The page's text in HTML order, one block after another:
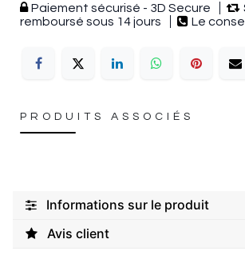
Paiement sécurisé - 3D Secure
remboursé sous 14 jours
Le
PRODUITS ASSOCIÉS
Informations sur le produit
Avis client